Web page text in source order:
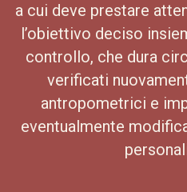
a cui deve prestare
l’obiettivo deciso
controllo, che dura
verificati
antropometrici e
eventualmente